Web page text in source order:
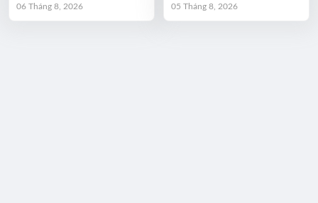
06 Tháng 8, 2026 05 Tháng 8, 2026